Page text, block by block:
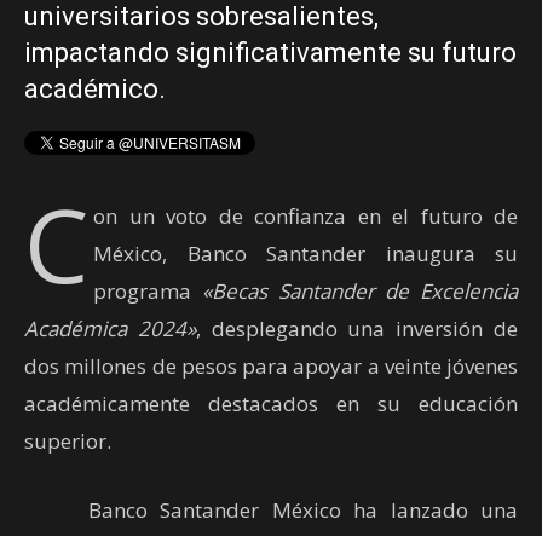
universitarios sobresalientes,
impactando significativamente su futuro
académico.
C on un voto de confianza en el futuro de
México, Banco Santander inaugura su
programa «Becas Santander de Excelencia
Académica 2024», desplegando una inversión de
dos millones de pesos para apoyar a veinte jóvenes
académicamente destacados en su educación
superior.
Banco Santander México ha lanzado una